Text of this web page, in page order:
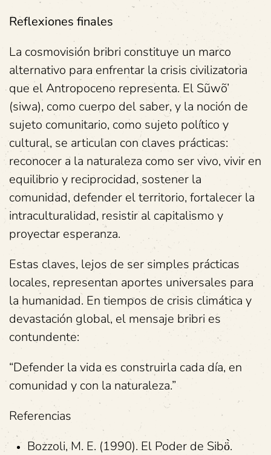
Reflexiones finales
La cosmovisión bribri constituye un marco
alternativo para enfrentar la crisis civilizatoria
que el Antropoceno representa. El Sũwõ’
(siwa), como cuerpo del saber, y la noción de
sujeto comunitario, como sujeto político y
cultural, se articulan con claves prácticas:
reconocer a la naturaleza como ser vivo, vivir en
equilibrio y reciprocidad, sostener la
comunidad, defender el territorio, fortalecer la
intraculturalidad, resistir al capitalismo y
proyectar esperanza.
Estas claves, lejos de ser simples prácticas
locales, representan aportes universales para
la humanidad. En tiempos de crisis climática y
devastación global, el mensaje bribri es
contundente:
“Defender la vida es construirla cada día, en
comunidad y con la naturaleza.”
Referencias
Bozzoli, M. E. (1990). El Poder de Sibö̀.